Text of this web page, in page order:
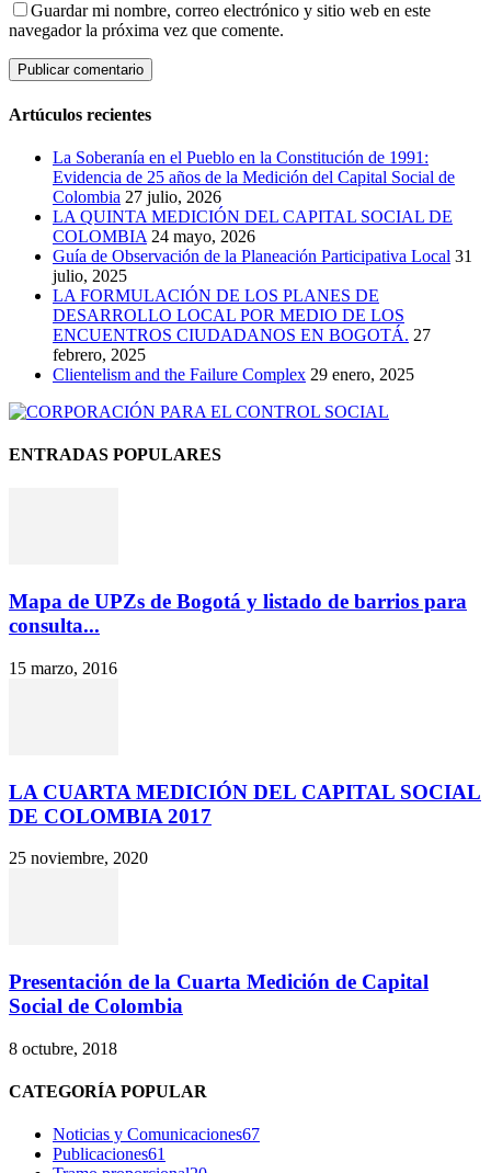
Guardar mi nombre, correo electrónico y sitio web en este
navegador la próxima vez que comente.
Artúculos recientes
La Soberanía en el Pueblo en la Constitución de 1991:
Evidencia de 25 años de la Medición del Capital Social de
Colombia 27 julio, 2026
LA QUINTA MEDICIÓN DEL CAPITAL SOCIAL DE
COLOMBIA 24 mayo, 2026
Guía de Observación de la Planeación Participativa Local 31
julio, 2025
LA FORMULACIÓN DE LOS PLANES DE
DESARROLLO LOCAL POR MEDIO DE LOS
ENCUENTROS CIUDADANOS EN BOGOTÁ. 27
febrero, 2025
Clientelism and the Failure Complex 29 enero, 2025
ENTRADAS POPULARES
Mapa de UPZs de Bogotá y listado de barrios para
consulta...
15 marzo, 2016
LA CUARTA MEDICIÓN DEL CAPITAL SOCIAL
DE COLOMBIA 2017
25 noviembre, 2020
Presentación de la Cuarta Medición de Capital
Social de Colombia
8 octubre, 2018
CATEGORÍA POPULAR
Noticias y Comunicaciones67
Publicaciones61